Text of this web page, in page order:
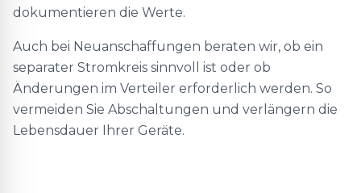
dokumentieren die Werte.
Auch bei Neuanschaffungen beraten wir, ob ein
separater Stromkreis sinnvoll ist oder ob
Änderungen im Verteiler erforderlich werden. So
vermeiden Sie Abschaltungen und verlängern die
Lebensdauer Ihrer Geräte.